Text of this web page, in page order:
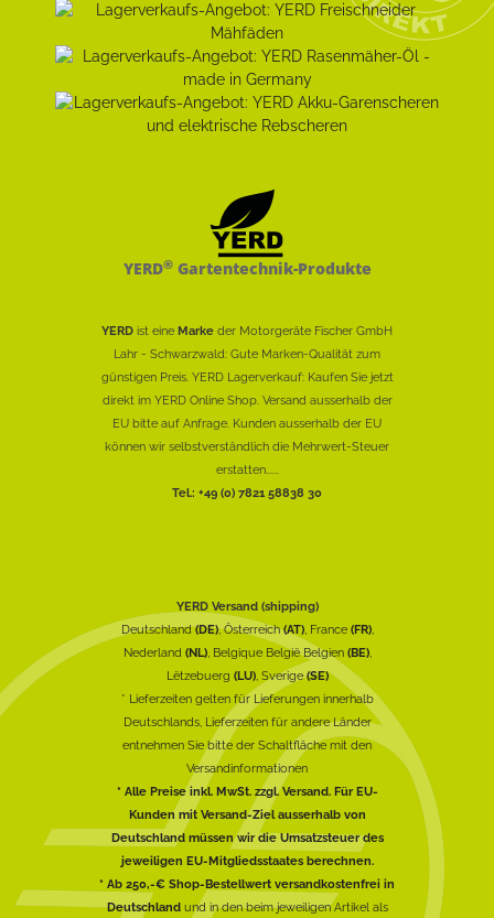
YERD®Gartentechnik-Produkte
YERD ist eine Marke der Motorgeräte Fischer GmbH
Lahr - Schwarzwald: Gute Marken-Qualität zum
günstigen Preis. YERD Lagerverkauf: Kaufen Sie jetzt
direkt im YERD Online Shop. Versand ausserhalb der
EU bitte auf Anfrage. Kunden ausserhalb der EU
können wir selbstverständlich die Mehrwert-Steuer
erstatten......
Tel.: +49 (0) 7821 58838 30
YERD Versand (shipping)
Deutschland(DE), Österreich(AT), France (FR),
Nederland (NL), Belgique België Belgien (BE),
Lëtzebuerg (LU), Sverige(SE)
* Lieferzeiten gelten für Lieferungen innerhalb
Deutschlands, Lieferzeiten für andere Länder
entnehmen Sie bitte der Schaltfläche mit den
Versandinformationen
* Alle Preise inkl. MwSt. zzgl. Versand. Für EU-
Kunden mit Versand-Ziel ausserhalb von
Deutschland müssen wir die Umsatzsteuer des
jeweiligen EU-Mitgliedsstaates berechnen.
* Ab 250,-€ Shop-Bestellwert versandkostenfrei in
Deutschlandund in den beim jeweiligen Artikel als